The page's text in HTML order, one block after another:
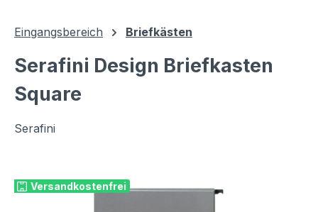
Eingangsbereich Briefkästen
Serafini Design Briefkasten
Square
Serafini
Versandkostenfrei